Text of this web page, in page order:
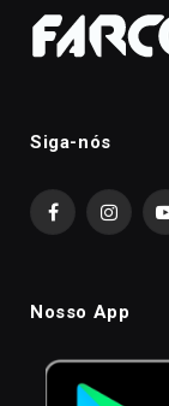
Siga-nós
Facebook
Nosso App